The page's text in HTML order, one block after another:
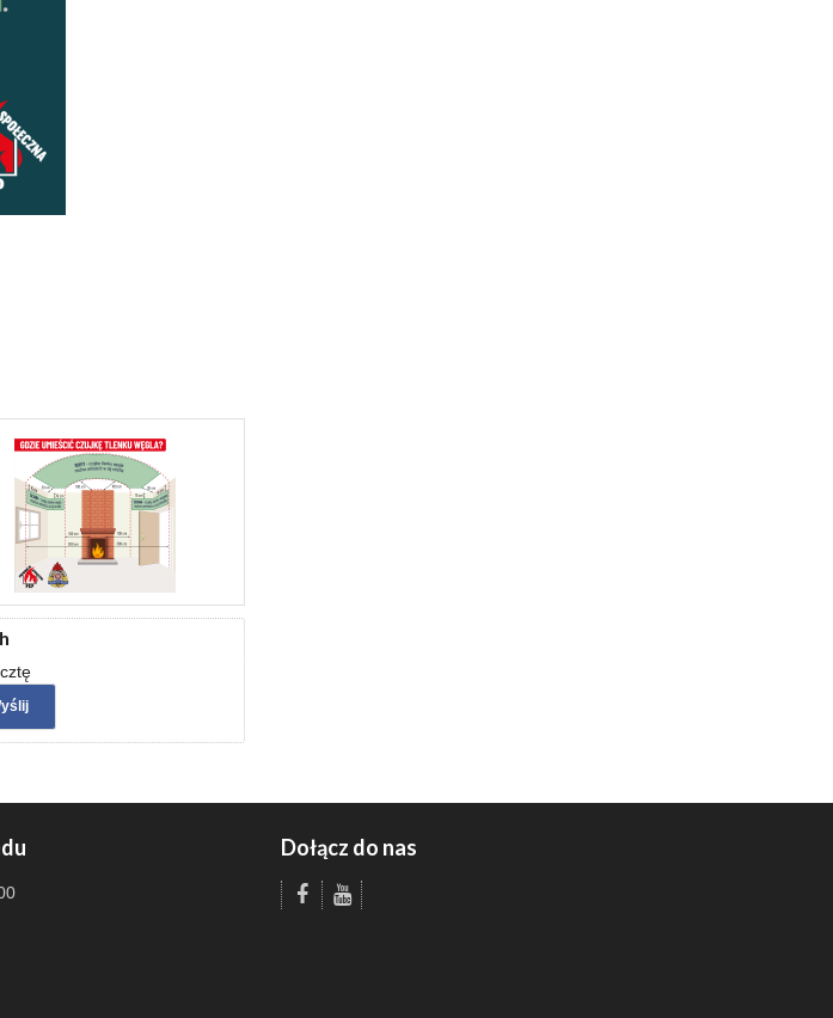
Dołącz do nas